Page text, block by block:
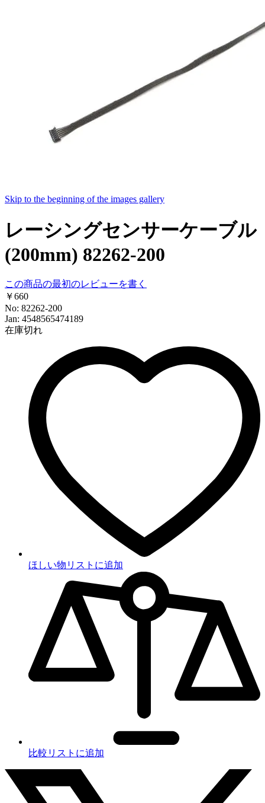
Skip to the beginning of the images gallery
レーシングセンサーケーブル
(200mm) 82262-200
この商品の最初のレビューを書く
￥660
No: 82262-200
Jan: 4548565474189
在庫切れ
ほしい物リストに追加
比較リストに追加